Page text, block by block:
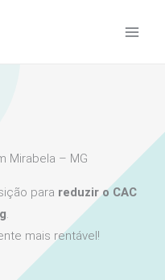
Mirabela – MG
para reduzir o CAC
.
mais rentável!